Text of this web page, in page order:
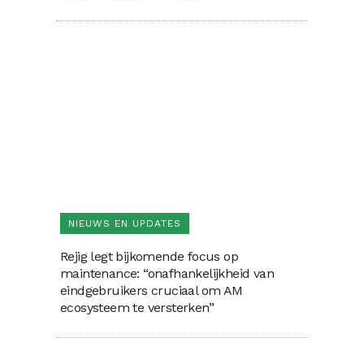
NIEUWS EN UPDATES
Rejig legt bijkomende focus op
maintenance: “onafhankelijkheid van
eindgebruikers cruciaal om AM
ecosysteem te versterken”